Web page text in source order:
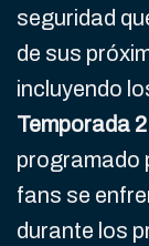
seguridad
de sus
incluyendo
Temporada
programado
fans se
durante los